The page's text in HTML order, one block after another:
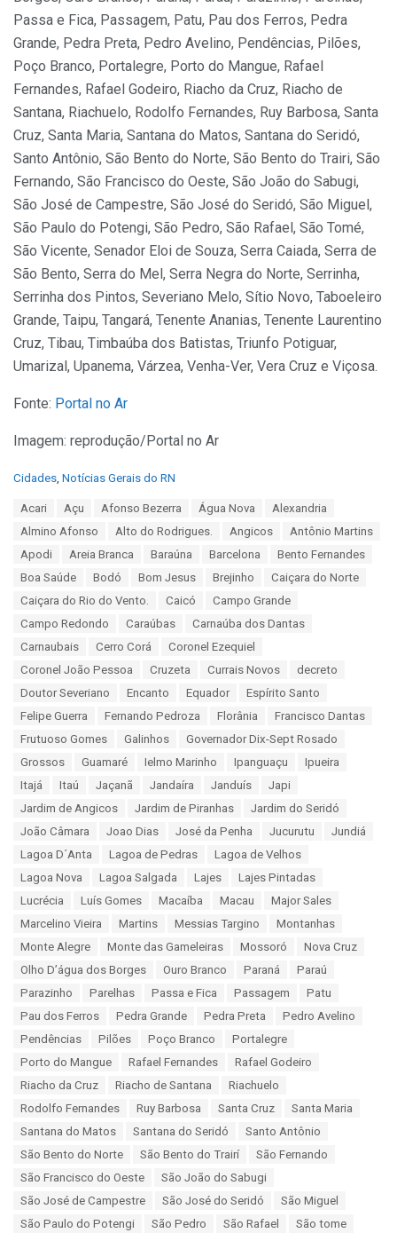
Passa e Fica, Passagem, Patu, Pau dos Ferros, Pedra
Grande, Pedra Preta, Pedro Avelino, Pendências, Pilões,
Poço Branco, Portalegre, Porto do Mangue, Rafael
Fernandes, Rafael Godeiro, Riacho da Cruz, Riacho de
Santana, Riachuelo, Rodolfo Fernandes, Ruy Barbosa, Santa
Cruz, Santa Maria, Santana do Matos, Santana do Seridó,
Santo Antônio, São Bento do Norte, São Bento do Trairi, São
Fernando, São Francisco do Oeste, São João do Sabugi,
São José de Campestre, São José do Seridó, São Miguel,
São Paulo do Potengi, São Pedro, São Rafael, São Tomé,
São Vicente, Senador Eloi de Souza, Serra Caiada, Serra de
São Bento, Serra do Mel, Serra Negra do Norte, Serrinha,
Serrinha dos Pintos, Severiano Melo, Sítio Novo, Taboeleiro
Grande, Taipu, Tangará, Tenente Ananias, Tenente Laurentino
Cruz, Tibau, Timbaúba dos Batistas, Triunfo Potiguar,
Umarizal, Upanema, Várzea, Venha-Ver, Vera Cruz e Viçosa.
Fonte: Portal no Ar
Imagem: reprodução/Portal no Ar
C
Cidades, Notícias Gerais do RN
Acari Açu Afonso Bezerra Água Nova
Alexandria
Almino Afonso
Alto do Rodrigues. Angicos
Antônio Martins
Apodi
Areia Branca Baraúna Barcelona
Bento Fernandes
Boa Saúde
Bodó Bom Jesus Brejinho
Caiçara do Norte
Caiçara do Rio do Vento.
Caicó
Campo Grande
Campo Redondo
Caraúbas
Carnaúba dos Dantas
Carnaubais
Cerro Corá
Coronel Ezequiel
Coronel João Pessoa
Cruzeta Currais Novos
decreto
Doutor Severiano
Encanto Equador
Espírito Santo
Felipe Guerra
Fernando Pedroza Florânia
Francisco Dantas
Frutuoso Gomes
Galinhos
Governador Dix-Sept Rosado
Grossos
Guamaré Ielmo Marinho Ipanguaçu
Ipueira
Itajá
Itaú Jaçanã Jandaíra Janduís
Japi
Jardim de Angicos
Jardim de Piranhas
Jardim do Seridó
João Câmara
Joao Dias José da Penha Jucurutu
Jundiá
Lagoa D´Anta
Lagoa de Pedras
Lagoa de Velhos
Lagoa Nova
Lagoa Salgada Lajes
Lajes Pintadas
Lucrécia
Luís Gomes Macaíba Macau
Major Sales
Marcelino Vieira
Martins Messias Targino
Montanhas
Monte Alegre
Monte das Gameleiras Mossoró
Nova Cruz
Olho D’água dos Borges
Ouro Branco Paraná
Paraú
Parazinho
Parelhas Passa e Fica Passagem
Patu
Pau dos Ferros
Pedra Grande Pedra Preta
Pedro Avelino
Pendências
Pilões Poço Branco
Portalegre
Porto do Mangue
Rafael Fernandes
Rafael Godeiro
Riacho da Cruz
Riacho de Santana
Riachuelo
Rodolfo Fernandes
Ruy Barbosa Santa Cruz
Santa Maria
Santana do Matos
Santana do Seridó
Santo Antônio
São Bento do Norte
São Bento do Trairí
São Fernando
São Francisco do Oeste
São João do Sabugi
São José de Campestre
São José do Seridó
São Miguel
São Paulo do Potengi
São Pedro São Rafael
São tome